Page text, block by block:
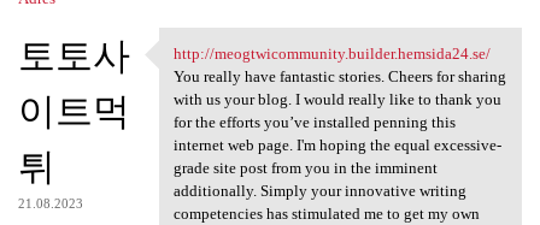
토토사
이트먹
튀
21.08.2023
http://meogtwicommunity
http://meogtwicommunity.builder.hemsida24.se/
You really have fantastic stories. Cheers for sharing
with us your blog. I would really like to thank you
for the efforts you’ve installed penning this
internet web page. I'm hoping the equal excessive-
grade site post from you in the imminent
additionally. Simply your innovative writing
competencies has stimulated me to get my own